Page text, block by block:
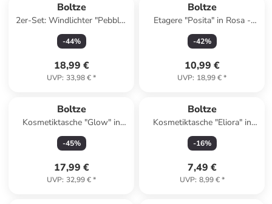
Boltze
2er-Set: Windlichter "Pebble"
in Hellblau/ Türkis - (H)12 x Ø
10 cm
-44%
18,99 €
UVP: 33,98 €*
Boltze
Etagere "Posita" in Rosa -
(H)25 cm
-42%
10,99 €
UVP: 18,99 €*
Boltze
Kosmetiktasche "Glow" in
Orange/ Weiß - (B)22 x (H)16
x (T)10 cm
-45%
17,99 €
UVP: 32,99 €*
Boltze
Kosmetiktasche "Eliora" in
Bunt - (B)12,5 x (H)8 cm
-16%
7,49 €
UVP: 8,99 €*